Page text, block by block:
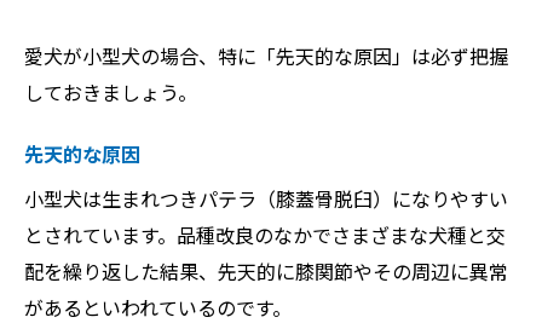
愛犬が小型犬の場合、特に「先天的な原因」は必ず把握
しておきましょう。
先天的な原因
小型犬は生まれつきパテラ（膝蓋骨脱臼）になりやすい
とされています。品種改良のなかでさまざまな犬種と交
配を繰り返した結果、先天的に膝関節やその周辺に異常
があるといわれているのです。